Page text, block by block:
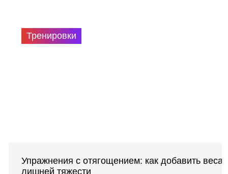
Тренировки
Упражнения с отягощением: как добавить веса,
лишней тяжести